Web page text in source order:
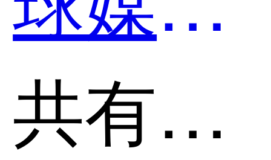
公关和
共有分类：SEO搜索引擎优化